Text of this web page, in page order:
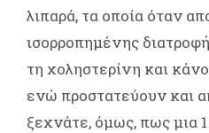
λιπαρά, τα οποία όταν
ισορροπημένης
τη χοληστερίνη και
ενώ προστατεύουν και
ξεχνάτε, όμως, πως μια